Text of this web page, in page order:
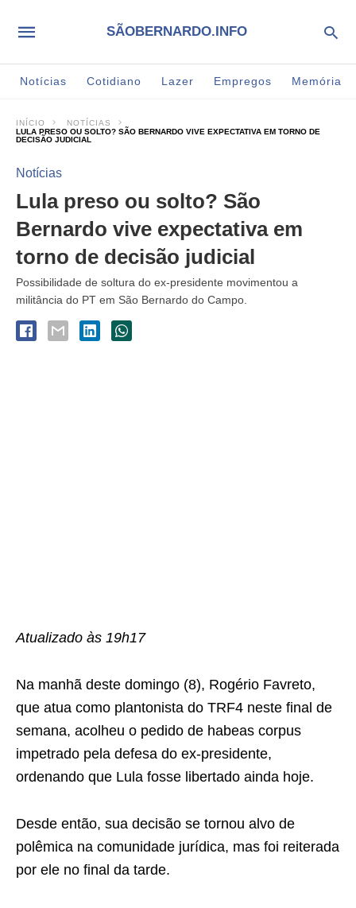
SÃOBERNARDO.INFO
Notícias Cotidiano Lazer Empregos Memória
INÍCIO
NOTÍCIAS
LULA PRESO OU SOLTO? SÃO BERNARDO VIVE EXPECTATIVA EM TORNO DE
DECISÃO JUDICIAL
Notícias
Lula preso ou solto? São
Bernardo vive expectativa em
torno de decisão judicial
Possibilidade de soltura do ex-presidente movimentou a
militância do PT em São Bernardo do Campo.
Atualizado às 19h17
Na manhã deste domingo (8), Rogério Favreto,
que atua como plantonista do TRF4 neste final de
semana, acolheu o pedido de habeas corpus
impetrado pela defesa do ex-presidente,
ordenando que Lula fosse libertado ainda hoje.
Desde então, sua decisão se tornou alvo de
polêmica na comunidade jurídica, mas foi reiterada
por ele no final da tarde.